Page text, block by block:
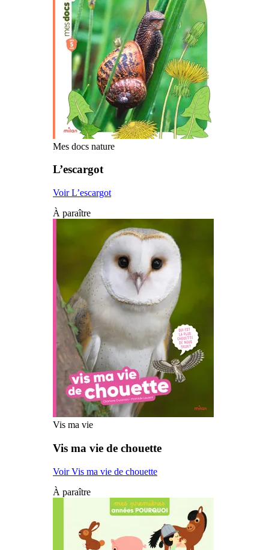
Mes docs nature
L’escargot
Voir L’escargot
À paraître
Vis ma vie
Vis ma vie de chouette
Voir Vis ma vie de chouette
À paraître